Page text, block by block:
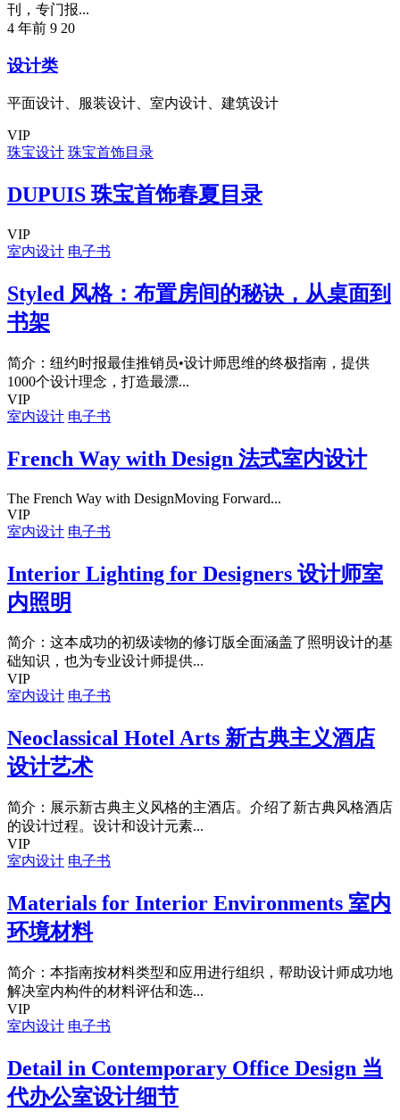
刊，专门报...
4 年前 9 20
设计类
平面设计、服装设计、室内设计、建筑设计
VIP
珠宝设计 珠宝首饰目录
DUPUIS 珠宝首饰春夏目录
VIP
室内设计 电子书
Styled 风格：布置房间的秘诀，从桌面到
书架
简介：纽约时报最佳推销员•设计师思维的终极指南，提供
1000个设计理念，打造最漂...
VIP
室内设计 电子书
French Way with Design 法式室内设计
The French Way with DesignMoving Forward...
VIP
室内设计 电子书
Interior Lighting for Designers 设计师室
内照明
简介：这本成功的初级读物的修订版全面涵盖了照明设计的基
础知识，也为专业设计师提供...
VIP
室内设计 电子书
Neoclassical Hotel Arts 新古典主义酒店
设计艺术
简介：展示新古典主义风格的主酒店。介绍了新古典风格酒店
的设计过程。设计和设计元素...
VIP
室内设计 电子书
Materials for Interior Environments 室内
环境材料
简介：本指南按材料类型和应用进行组织，帮助设计师成功地
解决室内构件的材料评估和选...
VIP
室内设计 电子书
Detail in Contemporary Office Design 当
代办公室设计细节